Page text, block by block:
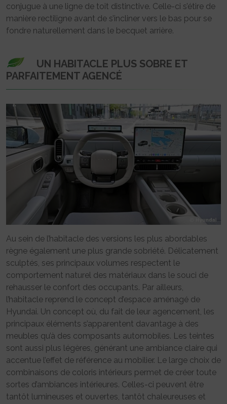
conjugue à une ligne de toit distinctive. Celle-ci s’étire de
manière rectiligne avant de s’incliner vers le bas pour se
fondre naturellement dans le becquet arrière.
UN HABITACLE PLUS SOBRE ET
PARFAITEMENT AGENCÉ
Au sein de l’habitacle des versions les plus abordables
règne également une plus grande sobriété. Délicatement
sculptés, ses principaux volumes respectent le
comportement naturel des matériaux dans le souci de
rehausser le confort des occupants. Par ailleurs,
l’habitacle reprend le concept d’espace aménagé de
Hyundai. Un concept où, du fait de leur agencement, les
principaux éléments s’apparentent davantage à des
meubles qu’à des composants automobiles. Les teintes
sont aussi plus légères, générant une ambiance claire qui
accentue l’effet de référence au mobilier. Le large choix de
combinaisons de coloris intérieurs permet de créer toute
sortes d’ambiances intérieures. Celles-ci peuvent être
tantôt lumineuses et ouvertes, tantôt chaleureuses et